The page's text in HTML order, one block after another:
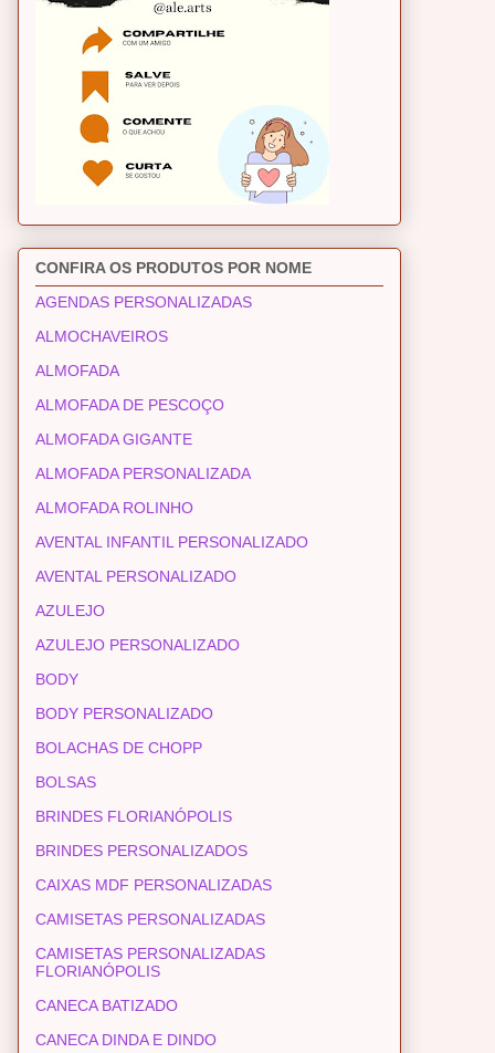
CONFIRA OS PRODUTOS POR NOME
AGENDAS PERSONALIZADAS
ALMOCHAVEIROS
ALMOFADA
ALMOFADA DE PESCOÇO
ALMOFADA GIGANTE
ALMOFADA PERSONALIZADA
ALMOFADA ROLINHO
AVENTAL INFANTIL PERSONALIZADO
AVENTAL PERSONALIZADO
AZULEJO
AZULEJO PERSONALIZADO
BODY
BODY PERSONALIZADO
BOLACHAS DE CHOPP
BOLSAS
BRINDES FLORIANÓPOLIS
BRINDES PERSONALIZADOS
CAIXAS MDF PERSONALIZADAS
CAMISETAS PERSONALIZADAS
CAMISETAS PERSONALIZADAS
FLORIANÓPOLIS
CANECA BATIZADO
CANECA DINDA E DINDO